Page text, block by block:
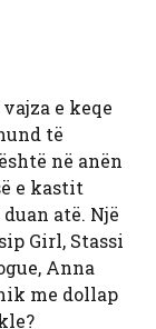
e keqe
të
në anën
e kastit
atë. Një
Girl, Stassi
Anna
me dollap